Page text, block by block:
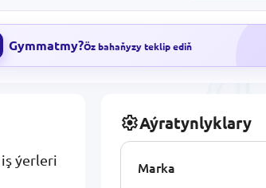
Gymmatmy?Öz bahaňyzy teklip ediň
ýerleri
Aýratynlyklary
Marka